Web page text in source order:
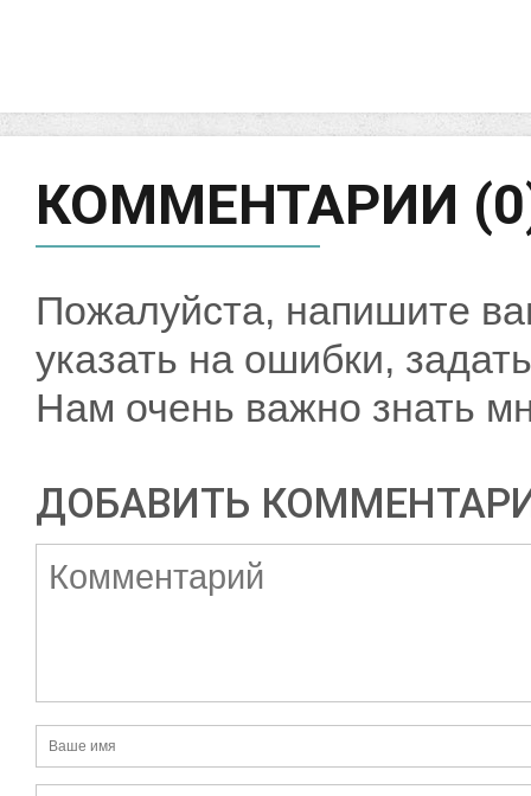
КОММЕНТАРИИ
Пожалуйста, напишите
указать на ошибки,
Нам очень важно знать
ДОБАВИТЬ